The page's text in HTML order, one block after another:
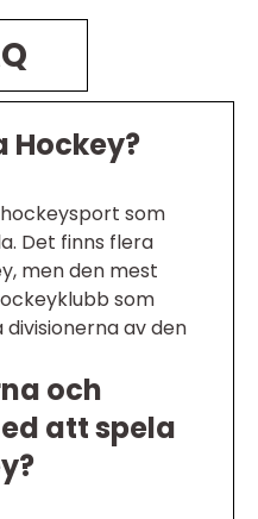
Hockey?
som
Det finns flera
men den mest
som
av den
och
att spela